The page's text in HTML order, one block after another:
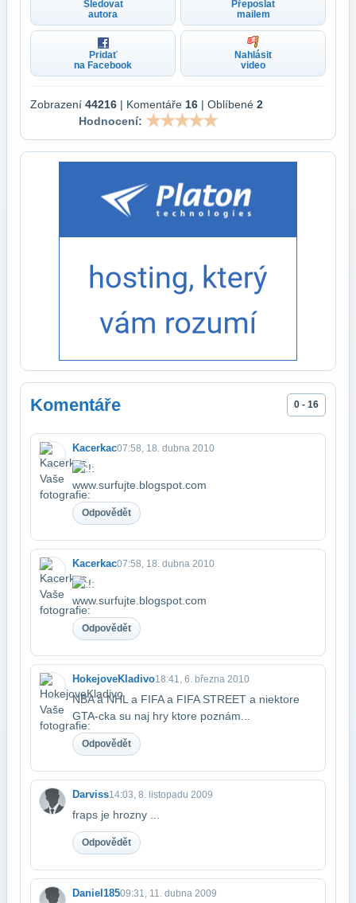
Sledovat
autora
Přeposlat
mailem
Pridať
na Facebook
Nahlásit
video
Zobrazení 44216 | Komentáře 16 | Oblíbené 2
Hodnocení:
Komentáře 0 - 16
Kacerkac07:58, 18. dubna 2010
www.surfujte.blogspot.com
Odpovědět
Kacerkac07:58, 18. dubna 2010
www.surfujte.blogspot.com
Odpovědět
HokejoveKladivo18:41, 6. března 2010
NBA a NHL a FIFA a FIFA STREET a niektore
GTA-cka su naj hry ktore poznám...
Odpovědět
Darviss14:03, 8. listopadu 2009
fraps je hrozny ...
Odpovědět
Daniel18509:31, 11. dubna 2009